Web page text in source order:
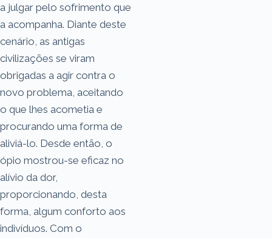
a julgar pelo sofrimento que
a acompanha. Diante deste
cenário, as antigas
civilizações se viram
obrigadas a agir contra o
novo problema, aceitando
o que lhes acometia e
procurando uma forma de
aliviá-lo. Desde então, o
ópio mostrou-se eficaz no
alívio da dor,
proporcionando, desta
forma, algum conforto aos
indivíduos. Com o